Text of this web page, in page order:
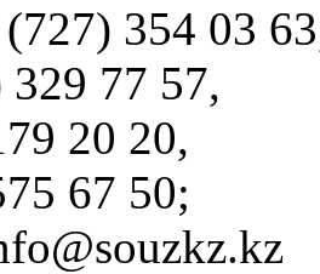
354 03
77 57,
20 20,
67 50;